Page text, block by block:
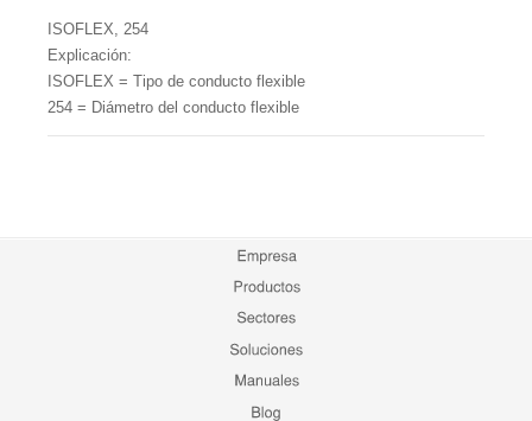
ISOFLEX, 254
Explicación:
ISOFLEX = Tipo de conducto flexible
254 = Diámetro del conducto flexible